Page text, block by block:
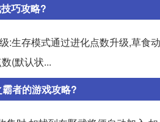
巧攻略?
:生存模式通过进化点数升级,草食
(默认状...
者的游戏攻略?